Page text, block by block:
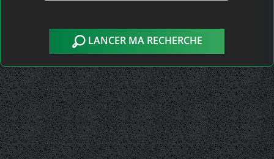
LANCER MA RECHERCHE